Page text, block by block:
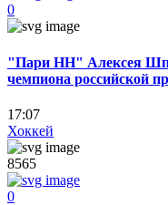
0
"Пари НН" Алексея
чемпиона российской
17:07
Хоккей
8565
0